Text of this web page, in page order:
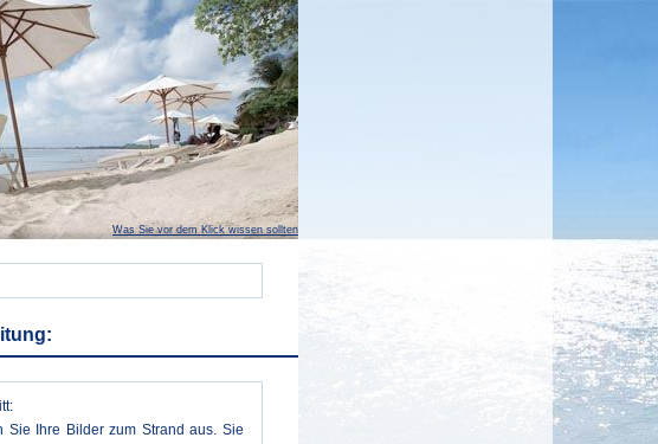
Was Sie vor dem Klick wissen sollten
Sie Ihre Bilder zum Strand aus. Sie